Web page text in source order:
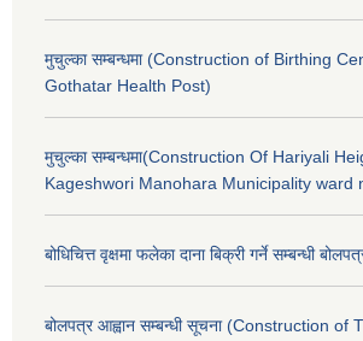
मुचुल्का सम्बन्धमा (Construction of Birthing
Gothatar Health Post)
मुचुल्का सम्बन्धमा(Construction Of Hariyali
Kageshwori Manohara Municipality ward
बोधिचित्त वृक्षमा फलेका दाना बिक्री गर्ने सम्बन्धी
बोलपत्र आह्वान सम्बन्धी सूचना (Construction